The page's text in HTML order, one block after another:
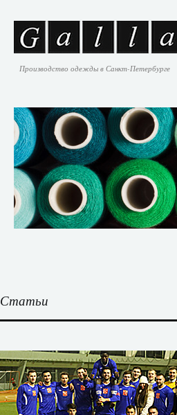
Производство одежды в Санкт-Петербурге
Статьи